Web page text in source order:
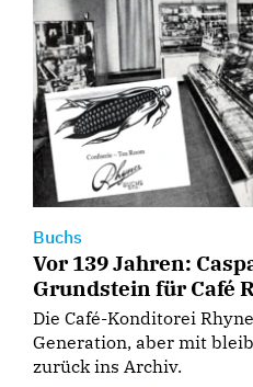
Buchs
Vor 139 Jahren:
Grundstein für Café
Die Café-Konditorei
Generation, aber mit
zurück ins Archiv.